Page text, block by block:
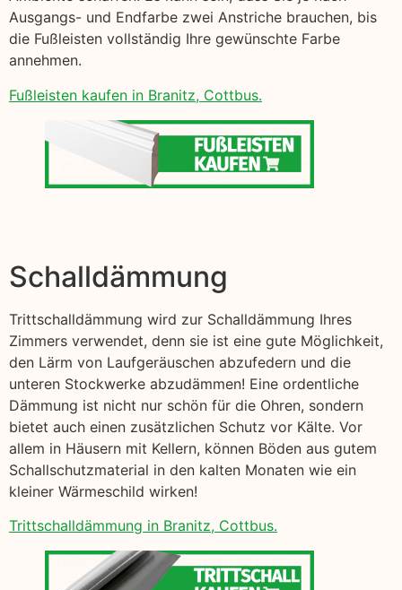
Ausgangs- und Endfarbe zwei Anstriche brauchen, bis
die Fußleisten vollständig Ihre gewünschte Farbe
annehmen.
Fußleisten kaufen in Branitz, Cottbus.
Schalldämmung
Trittschalldämmung wird zur Schalldämmung Ihres
Zimmers verwendet, denn sie ist eine gute Möglichkeit,
den Lärm von Laufgeräuschen abzufedern und die
unteren Stockwerke abzudämmen! Eine ordentliche
Dämmung ist nicht nur schön für die Ohren, sondern
bietet auch einen zusätzlichen Schutz vor Kälte. Vor
allem in Häusern mit Kellern, können Böden aus gutem
Schallschutzmaterial in den kalten Monaten wie ein
kleiner Wärmeschild wirken!
Trittschalldämmung in Branitz, Cottbus.